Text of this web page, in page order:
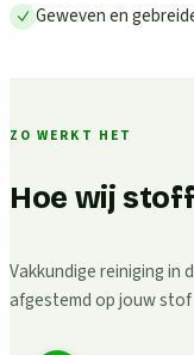
Geweven en
ZO WERKT HET
Hoe wij
Vakkundige reiniging in
afgestemd op jouw stof